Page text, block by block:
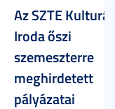
Az SZTE
Iroda őszi
szemeszterre
meghirdetett
pályázatai